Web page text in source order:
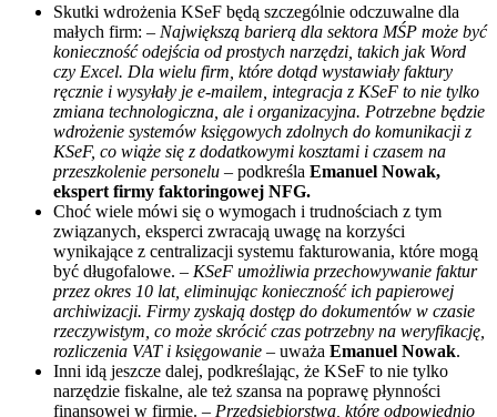
Skutki wdrożenia KSeF będą szczególnie odczuwalne dla
małych firm: – Największą barierą dla sektora MŚP może być
konieczność odejścia od prostych narzędzi, takich jak Word
czy Excel. Dla wielu firm, które dotąd wystawiały faktury
ręcznie i wysyłały je e-mailem, integracja z KSeF to nie tylko
zmiana technologiczna, ale i organizacyjna. Potrzebne będzie
wdrożenie systemów księgowych zdolnych do komunikacji z
KSeF, co wiąże się z dodatkowymi kosztami i czasem na
przeszkolenie personelu – podkreśla Emanuel Nowak,
ekspert firmy faktoringowej NFG.
Choć wiele mówi się o wymogach i trudnościach z tym
związanych, eksperci zwracają uwagę na korzyści
wynikające z centralizacji systemu fakturowania, które mogą
być długofalowe. – KSeF umożliwia przechowywanie faktur
przez okres 10 lat, eliminując konieczność ich papierowej
archiwizacji. Firmy zyskają dostęp do dokumentów w czasie
rzeczywistym, co może skrócić czas potrzebny na weryfikację,
rozliczenia VAT i księgowanie – uważa Emanuel Nowak.
Inni idą jeszcze dalej, podkreślając, że KSeF to nie tylko
narzędzie fiskalne, ale też szansa na poprawę płynności
finansowej w firmie. – Przedsiębiorstwa, które odpowiednio